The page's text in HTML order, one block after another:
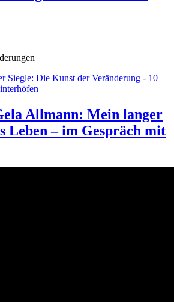
Siegle: Die Kunst der Veränderung - 10
Allmann: Mein langer
Leben – im Gespräch mit